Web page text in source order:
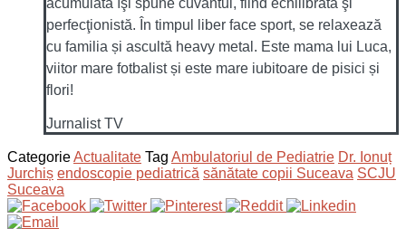
perfecţionistă. În timpul liber face sport, se relaxează
cu familia și ascultă heavy metal. Este mama lui Luca,
viitor mare fotbalist și este mare iubitoare de pisici și
flori!
Jurnalist TV
CategorieActualitate Tag Ambulatoriul de Pediatrie Dr. Ionuț
Jurchiș endoscopie pediatrică sănătate copii Suceava SCJU
Suceava